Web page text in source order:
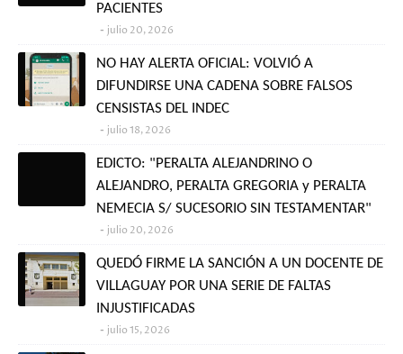
PACIENTES
julio 20, 2026
NO HAY ALERTA OFICIAL: VOLVIÓ A
DIFUNDIRSE UNA CADENA SOBRE FALSOS
CENSISTAS DEL INDEC
julio 18, 2026
EDICTO: "PERALTA ALEJANDRINO O
ALEJANDRO, PERALTA GREGORIA y PERALTA
NEMECIA S/ SUCESORIO SIN TESTAMENTAR"
julio 20, 2026
QUEDÓ FIRME LA SANCIÓN A UN DOCENTE DE
VILLAGUAY POR UNA SERIE DE FALTAS
INJUSTIFICADAS
julio 15, 2026